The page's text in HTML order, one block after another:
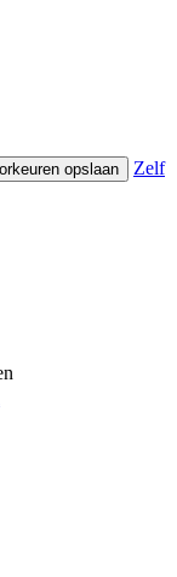
opslaan
Zelf